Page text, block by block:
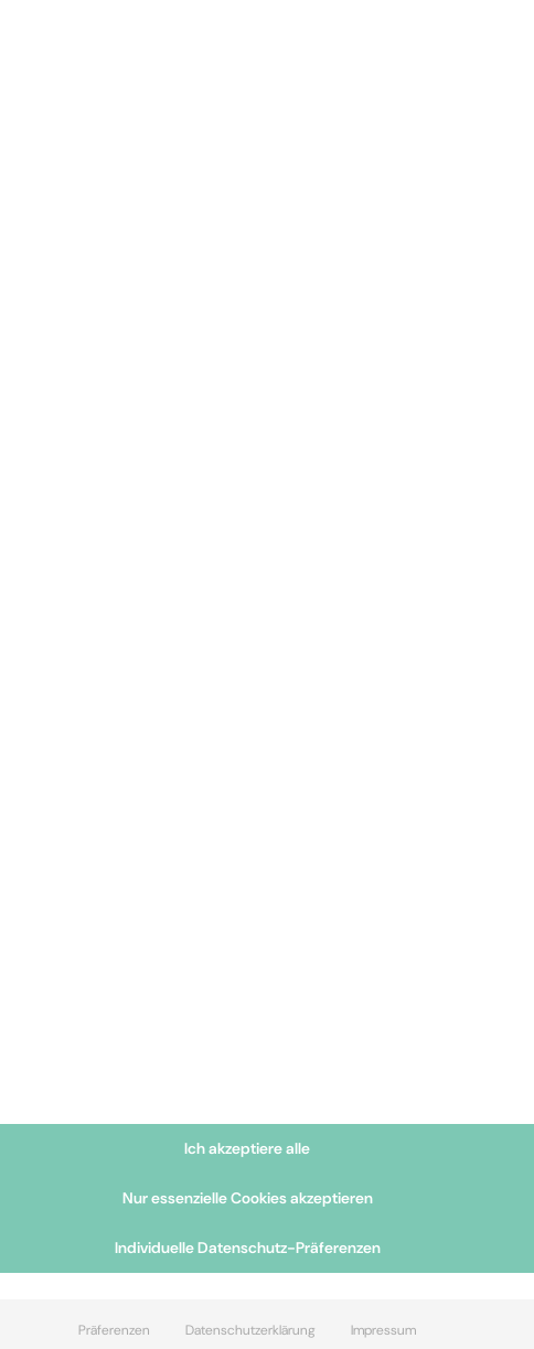
Ich akzeptiere alle
Nur essenzielle Cookies akzeptieren
Individuelle Datenschutz-Präferenzen
Präferenzen Datenschutzerklärung Impressum